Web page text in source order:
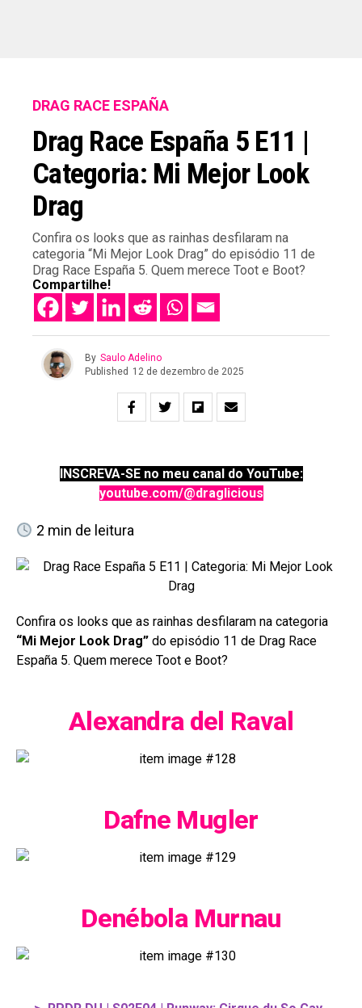
DRAG RACE ESPAÑA
Drag Race España 5 E11 |
Categoria: Mi Mejor Look
Drag
Confira os looks que as rainhas desfilaram na
categoria “Mi Mejor Look Drag” do episódio 11 de
Drag Race España 5. Quem merece Toot e Boot?
Compartilhe!
By Saulo Adelino
Published 12 de dezembro de 2025
INSCREVA-SE no meu canal do YouTube:
youtube.com/@draglicious
2 min de leitura
Confira os looks que as rainhas desfilaram na categoria
“Mi Mejor Look Drag” do episódio 11 de Drag Race
España 5. Quem merece Toot e Boot?
Alexandra del Raval
Dafne Mugler
Denébola Murnau